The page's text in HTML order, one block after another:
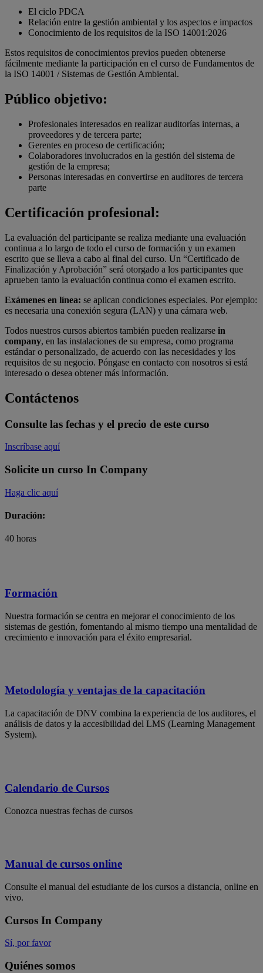
El ciclo PDCA
Relación entre la gestión ambiental y los aspectos e impactos
Conocimiento de los requisitos de la ISO 14001:2026
Estos requisitos de conocimientos previos pueden obtenerse
fácilmente mediante la participación en el curso de Fundamentos de
la ISO 14001 / Sistemas de Gestión Ambiental.
Público objetivo:
Profesionales interesados en realizar auditorías internas, a
proveedores y de tercera parte;
Gerentes en proceso de certificación;
Colaboradores involucrados en la gestión del sistema de
gestión de la empresa;
Personas interesadas en convertirse en auditores de tercera
parte
Certificación profesional:
La evaluación del participante se realiza mediante una evaluación
continua a lo largo de todo el curso de formación y un examen
escrito que se lleva a cabo al final del curso. Un “Certificado de
Finalización y Aprobación” será otorgado a los participantes que
aprueben tanto la evaluación continua como el examen escrito.
Exámenes en línea: se aplican condiciones especiales. Por ejemplo:
es necesaria una conexión segura (LAN) y una cámara web.
Todos nuestros cursos abiertos también pueden realizarse in
company, en las instalaciones de su empresa, como programa
estándar o personalizado, de acuerdo con las necesidades y los
requisitos de su negocio. Póngase en contacto con nosotros si está
interesado o desea obtener más información.
Contáctenos
Consulte las fechas y el precio de este curso
Inscríbase aquí
Solicite un curso In Company
Haga clic aquí
Duración:
40 horas
Formación
Nuestra formación se centra en mejorar el conocimiento de los
sistemas de gestión, fomentando al mismo tiempo una mentalidad de
crecimiento e innovación para el éxito empresarial.
Metodología y ventajas de la capacitación
La capacitación de DNV combina la experiencia de los auditores, el
análisis de datos y la accesibilidad del LMS (Learning Management
System).
Calendario de Cursos
Conozca nuestras fechas de cursos
Manual de cursos online
Consulte el manual del estudiante de los cursos a distancia, online en
vivo.
Cursos In Company
Sí, por favor
Quiénes somos